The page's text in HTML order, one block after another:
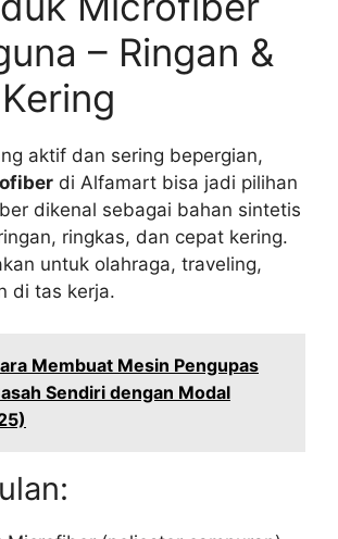
– Ringan &
aktif dan sering bepergian,
di Alfamart bisa jadi pilihan
dikenal sebagai bahan sintetis
ringkas, dan cepat kering.
untuk olahraga, traveling,
di tas kerja.
Membuat Mesin Pengupas
Sendiri dengan Modal